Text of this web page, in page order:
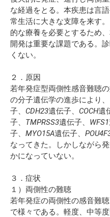
な経過をとる。本疾患は言
常生活に大きな支障を来す
的な療養を必要とするため
開発は重要な課題である。
くない。
２．原因
若年発症型両側性感音難聴
の分子遺伝学の進歩により
子、 CDH23遺伝子、 COCH遺
子、 TMPRSS3遺伝子、 WFS1
子、 MYO15A遺伝子、
なってきた。しかしながら
かになっていない。
３．症状
１）両側性の難聴
若年発症の両側性の感音難
で様々である。軽度、中等